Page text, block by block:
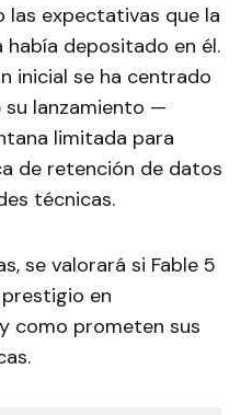
las expectativas que la
depositado en él.
inicial se ha centrado
su lanzamiento —
limitada para
de retención de datos
técnicas.
se valorará si Fable 5
en
como prometen sus